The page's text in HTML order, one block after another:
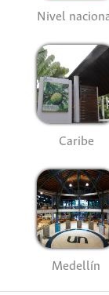
Nivel
Caribe
Medellín